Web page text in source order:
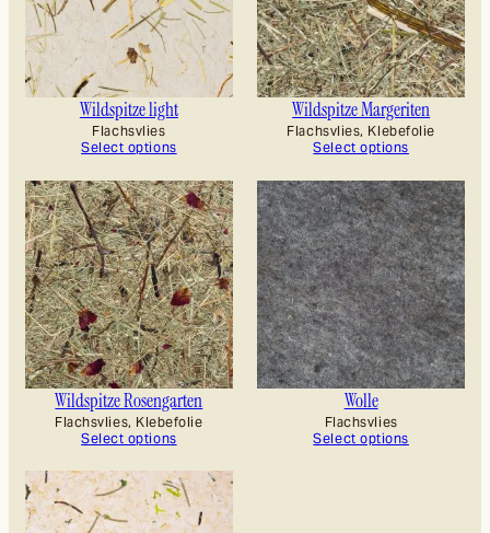
Wildspitze light
Flachsvlies
Select options
Wildspitze Margeriten
Flachsvlies, Klebefolie
Select options
Wildspitze Rosengarten
Flachsvlies, Klebefolie
Select options
Wolle
Flachsvlies
Select options